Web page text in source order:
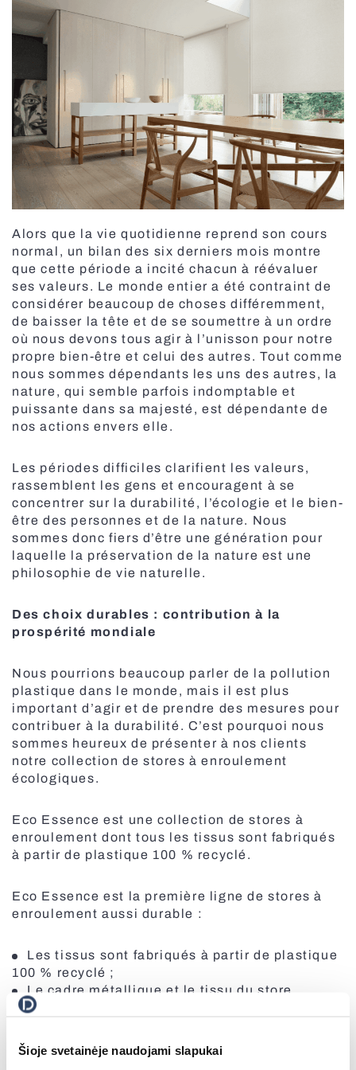
Šioje svetainėje naudojami slapukai
Stores pour fenêtres de toit
Volets roulants
Stores enrouleurs
Stores vénitiens en bois motorisés MOTIONBLINDS
Stores vénitiens en bois motorisés MOTIONBLINDS
Stores plissés
Išmanus valdymas SOMFY
Tringles À rideaux Électriques
Solutions intelligentes
Moustiquaires plissées
Moustiquaires pour portes
Moustiquaires anti-pollen
Moustiquaires
Tringles à rideaux motorisées
Automatisation des portes
Portes industrielles
Portes rapides
Systèmes de stores plissés
Portes sectionnelles vitrées
Marquises de balcon
Marquises verticales
Toutes les stores bannes
Pergola BBQ
Toutes les pergolas
Carport
Pergola BBQ
Alors que la vie quotidienne reprend son cours
normal, un bilan des six derniers mois montre
que cette période a incité chacun à réévaluer
ses valeurs. Le monde entier a été contraint de
considérer beaucoup de choses différemment,
de baisser la tête et de se soumettre à un ordre
où nous devons tous agir à l’unisson pour notre
propre bien-être et celui des autres. Tout comme
nous sommes dépendants les uns des autres, la
nature, qui semble parfois indomptable et
puissante dans sa majesté, est dépendante de
nos actions envers elle.
Les périodes difficiles clarifient les valeurs,
rassemblent les gens et encouragent à se
concentrer sur la durabilité, l’écologie et le bien-
être des personnes et de la nature. Nous
sommes donc fiers d’être une génération pour
laquelle la préservation de la nature est une
philosophie de vie naturelle.
Des choix durables : contribution à la
prospérité mondiale
Nous pourrions beaucoup parler de la pollution
plastique dans le monde, mais il est plus
important d’agir et de prendre des mesures pour
contribuer à la durabilité. C’est pourquoi nous
sommes heureux de présenter à nos clients
notre collection de stores à enroulement
écologiques.
Eco Essence est une collection de stores à
enroulement dont tous les tissus sont fabriqués
à partir de plastique 100 % recyclé.
Eco Essence est la première ligne de stores à
enroulement aussi durable :
Les tissus sont fabriqués à partir de plastique
100 % recyclé ;
Le cadre métallique et le tissu du store
enrouleur peuvent être recyclés à nouveau ;
produire 1 m² de tissu ;
50 % d’énergie et d’eau en moins sont utilisés